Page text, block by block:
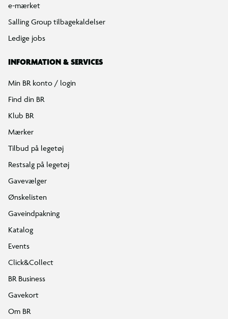
e-mærket
Salling Group tilbagekaldelser
Ledige jobs
INFORMATION & SERVICES
Min BR konto / login
Find din BR
Klub BR
Mærker
Tilbud på legetøj
Restsalg på legetøj
Gavevælger
Ønskelisten
Gaveindpakning
Katalog
Events
Click&Collect
BR Business
Gavekort
Om BR